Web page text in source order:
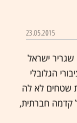
23.05.2015
שגריר ישראל
הגלובלי
שטחים לא לה
קדמה חברתית,